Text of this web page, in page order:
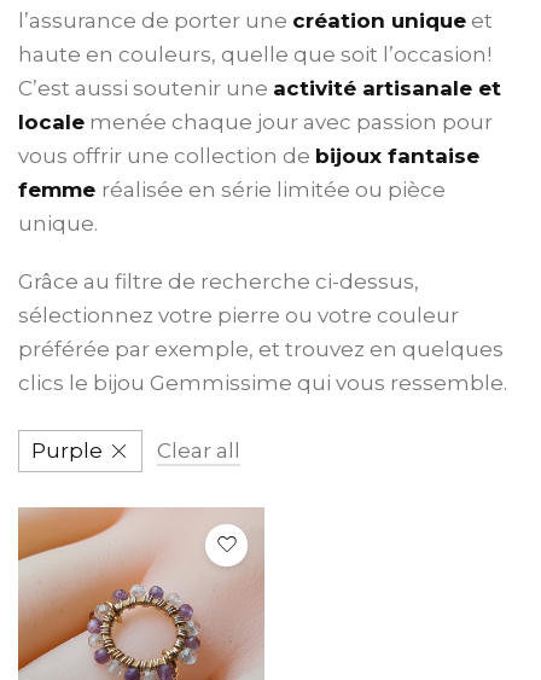
l’assurance de porter une création unique et
haute en couleurs, quelle que soit l’occasion!
C’est aussi soutenir une activité artisanale et
locale menée chaque jour avec passion pour
vous offrir une collection de bijoux fantaise
femme réalisée en série limitée ou pièce
unique.
Grâce au filtre de recherche ci-dessus,
sélectionnez votre pierre ou votre couleur
préférée par exemple, et trouvez en quelques
clics le bijou Gemmissime qui vous ressemble.
Purple Clear all